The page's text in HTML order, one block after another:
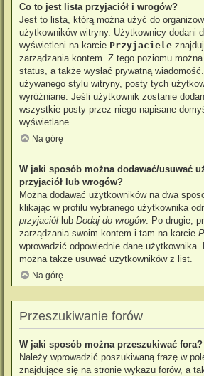
Co to jest lista przyjaciół i wrogów?
Jest to lista, którą można użyć do
użytkowników witryny. Użytkownicy dodani
wyświetleni na karcie Przyjaciele
zarządzania kontem. Z tego poziomu
status, a także wysłać prywatną
używanego stylu witryny, posty tych
wyróżniane. Jeśli użytkownik zostanie
wszystkie posty przez niego napisane
wyświetlane.
Na górę
W jaki sposób można dodawać/usuwać
przyjaciół lub wrogów?
Można dodawać użytkowników na dwa
klikając w profilu wybranego użytkownika
przyjaciół lub Dodaj do wrogów. Po drugie,
zarządzania swoim kontem i tam na karcie
wprowadzić odpowiednie dane
można także usuwać użytkowników z list.
Na górę
Przeszukiwanie forów
W jaki sposób można przeszukiwać fora?
Należy wprowadzić poszukiwaną frazę w
znajdujące się na stronie wykazu forów, a